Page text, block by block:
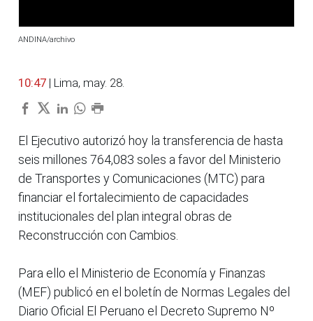
ANDINA/archivo
10:47 | Lima, may. 28.
El Ejecutivo autorizó hoy la transferencia de hasta
seis millones 764,083 soles a favor del Ministerio
de Transportes y Comunicaciones (MTC) para
financiar el fortalecimiento de capacidades
institucionales del plan integral obras de
Reconstrucción con Cambios.
Para ello el Ministerio de Economía y Finanzas
(MEF) publicó en el boletín de Normas Legales del
Diario Oficial El Peruano el Decreto Supremo Nº